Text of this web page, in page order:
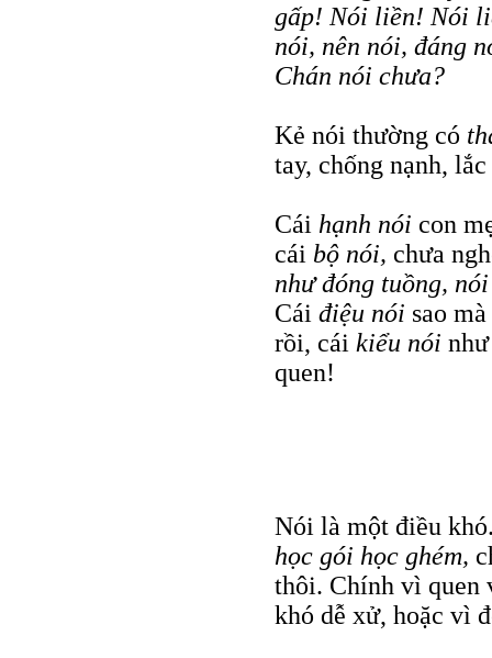
gấp! Nói liền! Nói
nói, nên nói, đáng
Chán nói chưa?
Kẻ nói thường có
tay, chống nạnh,
Cái hạnh nói con
cái bộ nói, chưa
như đóng tuồng,
Cái điệu nói sao
rồi, cái kiểu nói
quen!
Nói là một điều
học gói học ghém,
thôi. Chính vì quen
khó dễ xử, hoặc vì